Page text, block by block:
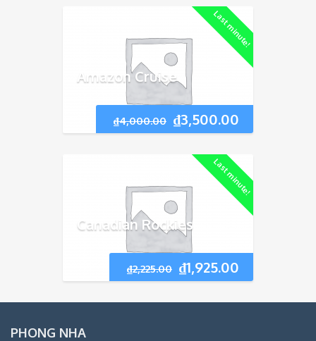
Last minute!
₫4,000.00 ₫3,500.00
Amazon Cruise
Last minute!
₫2,225.00 ₫1,925.00
Canadian Rockies
PHONG NHA